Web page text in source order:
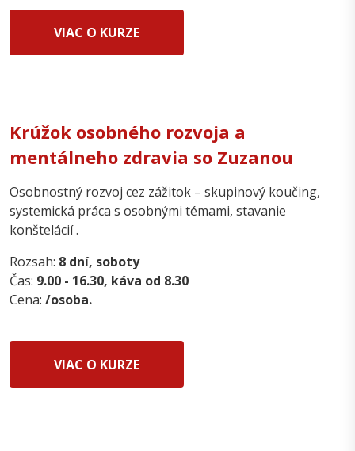
VIAC O KURZE
Krúžok osobného rozvoja a
mentálneho zdravia so Zuzanou
Osobnostný rozvoj cez zážitok – skupinový koučing,
systemická práca s osobnými témami, stavanie
konštelácií .
Rozsah: 8 dní, soboty
Čas: 9.00 - 16.30, káva od 8.30
Cena: /osoba.
VIAC O KURZE